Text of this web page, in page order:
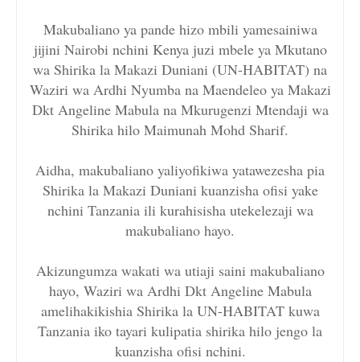
Makubaliano ya pande hizo mbili yamesainiwa
jijini Nairobi nchini Kenya juzi mbele ya Mkutano
wa Shirika la Makazi Duniani (UN-HABITAT) na
Waziri wa Ardhi Nyumba na Maendeleo ya Makazi
Dkt Angeline Mabula na Mkurugenzi Mtendaji wa
Shirika hilo Maimunah Mohd Sharif.
Aidha, makubaliano yaliyofikiwa yatawezesha pia
Shirika la Makazi Duniani kuanzisha ofisi yake
nchini Tanzania ili kurahisisha utekelezaji wa
makubaliano hayo.
Akizungumza wakati wa utiaji saini makubaliano
hayo, Waziri wa Ardhi Dkt Angeline Mabula
amelihakikishia Shirika la UN-HABITAT kuwa
Tanzania iko tayari kulipatia shirika hilo jengo la
kuanzisha ofisi nchini.